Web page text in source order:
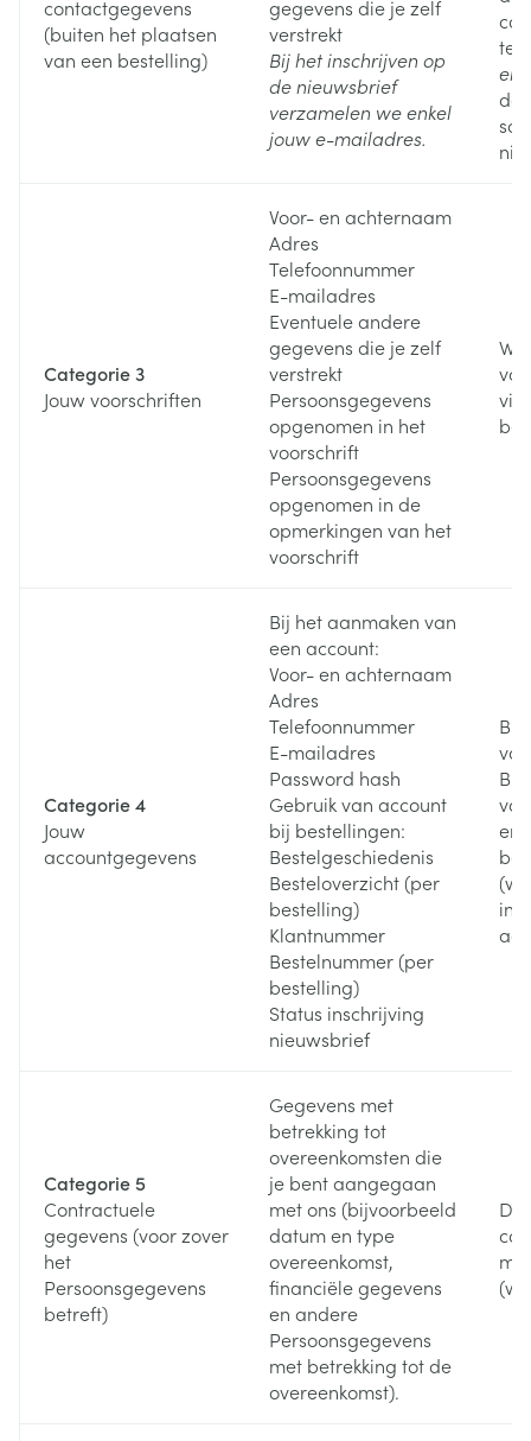
contactgegevens
(buiten het plaatsen
van een bestelling)
gegevens die je zelf
verstrekt
Bij het inschrijven op
de nieuwsbrief
verzamelen we enkel
jouw e-mailadres.
te
Categorie 3
Jouw voorschriften
Voor- en achternaam
Adres
Telefoonnummer
E-mailadres
Eventuele andere
gegevens die je zelf
verstrekt
Persoonsgegevens
opgenomen in het
voorschrift
Persoonsgegevens
opgenomen in de
opmerkingen van het
voorschrift
via
Categorie 4
Jouw
accountgegevens
Bij het aanmaken van
een account:
Voor- en achternaam
Adres
Telefoonnummer
E-mailadres
Password hash
Gebruik van account
bij bestellingen:
Bestelgeschiedenis
Besteloverzicht (per
bestelling)
Klantnummer
Bestelnummer (per
bestelling)
Status inschrijving
nieuwsbrief
Bij
Bij
en
Categorie 5
Contractuele
gegevens (voor zover
het
Persoonsgegevens
betreft)
Gegevens met
betrekking tot
overeenkomsten die
je bent aangegaan
met ons (bijvoorbeeld
datum en type
overeenkomst,
financiële gegevens
en andere
Persoonsgegevens
met betrekking tot de
overeenkomst).